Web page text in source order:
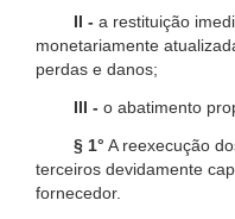
II - a restituição
monetariamente
perdas e danos;
III - o abatimento
§ 1° A reexecução
terceiros devidamente
fornecedor.